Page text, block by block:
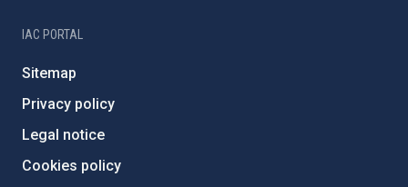
IAC PORTAL
Sitemap
Privacy policy
Legal notice
Cookies policy